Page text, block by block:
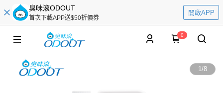
臭味滾ODOUT
首次下載APP送$50折價券
開啟APP
0
1/8